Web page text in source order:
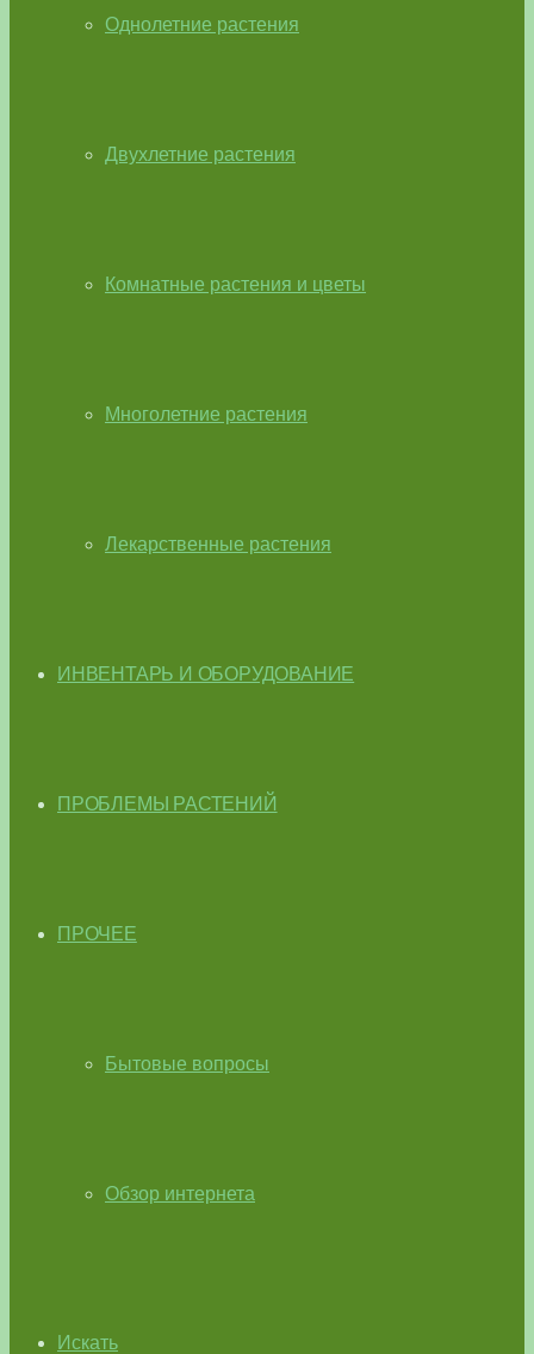
Однолетние растения
Двухлетние растения
Комнатные растения и цветы
Многолетние растения
Лекарственные растения
ИНВЕНТАРЬ И ОБОРУДОВАНИЕ
ПРОБЛЕМЫ РАСТЕНИЙ
ПРОЧЕЕ
Бытовые вопросы
Обзор интернета
Искать